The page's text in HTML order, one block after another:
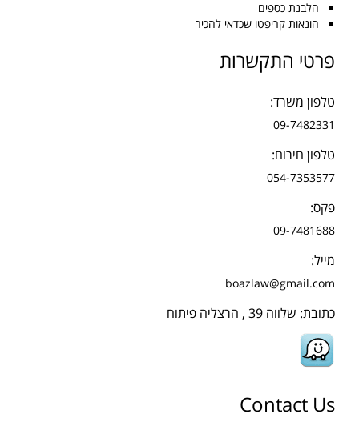
הלבנת כספים
הונאות קריפטו שכדאי להכיר
פרטי התקשרות
טלפון משרד:
09-7482331
טלפון חירום:
054-7353577
פקס:
09-7481688
מייל:
boazlaw@gmail.com
כתובת: שלווה 39 , הרצליה פיתוח
Contact Us